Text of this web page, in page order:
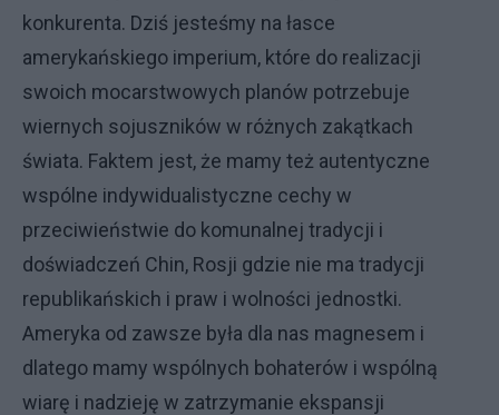
konkurenta. Dziś jesteśmy na łasce
amerykańskiego imperium, które do realizacji
swoich mocarstwowych planów potrzebuje
wiernych sojuszników w różnych zakątkach
świata. Faktem jest, że mamy też autentyczne
wspólne indywidualistyczne cechy w
przeciwieństwie do komunalnej tradycji i
doświadczeń Chin, Rosji gdzie nie ma tradycji
republikańskich i praw i wolności jednostki.
Ameryka od zawsze była dla nas magnesem i
dlatego mamy wspólnych bohaterów i wspólną
wiarę i nadzieję w zatrzymanie ekspansji